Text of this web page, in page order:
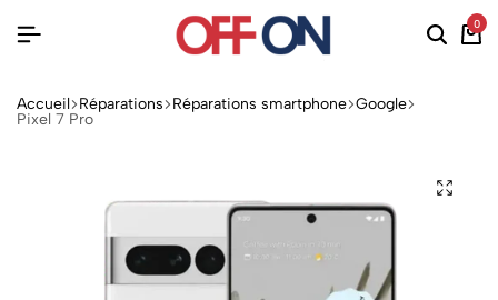
0
Accueil Réparations Réparations smartphone Google
Pixel 7 Pro